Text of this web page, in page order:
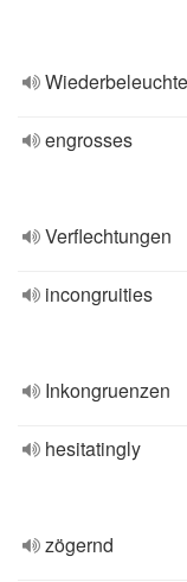
engrosses
Verflechtungen
incongruities
Inkongruenzen
hesitatingly
zögernd